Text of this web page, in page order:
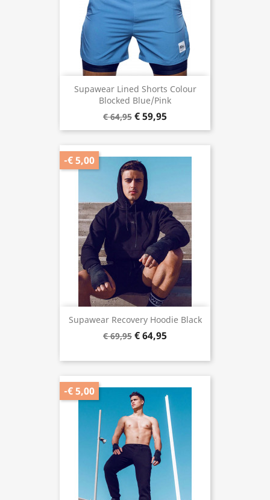
Supawear Lined Shorts Colour
Blocked Blue/Pink
€ 64,95 € 59,95
Supawear Recovery Hoodie Black
€ 69,95 € 64,95
-€ 5,00
-€ 5,00